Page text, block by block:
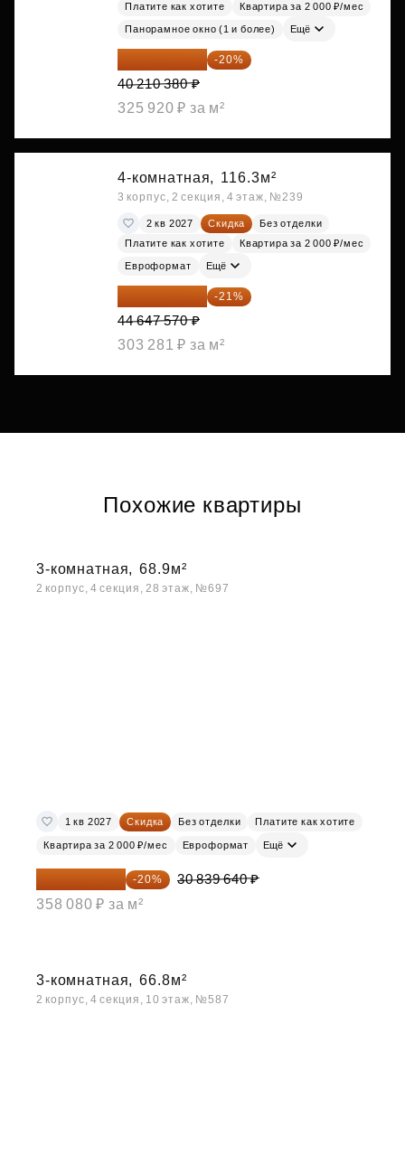
Платите как хотите
Квартира за 2 000 ₽/мес
Панорамное окно (1 и более) Ещё
32 168 304 ₽ -20%
40 210 380 ₽
325 920 ₽ за м²
4-комнатная, 116.3м²
3 корпус, 2 секция, 4 этаж, №239
2 кв 2027 Скидка
Без отделки
Платите как хотите
Квартира за 2 000 ₽/мес
Евроформат Ещё
35 271 580 ₽ -21%
44 647 570 ₽
303 281 ₽ за м²
Похожие квартиры
3-комнатная, 68.9м²
2 корпус, 4 секция, 28 этаж, №697
1 кв 2027 Скидка Без отделки Платите как хотите
Квартира за 2 000 ₽/мес Евроформат Ещё
24 671 712 ₽ -20%
30 839 640 ₽
358 080 ₽ за м²
3-комнатная, 66.8м²
2 корпус, 4 секция, 10 этаж, №587